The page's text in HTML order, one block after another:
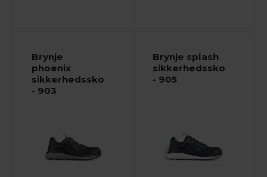
Brynje
phoenix
sikkerhedssko
- 903
Brynje splash
sikkerhedssko
- 905